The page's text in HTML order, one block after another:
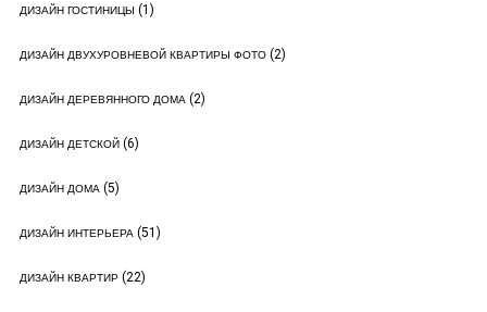
ДИЗАЙН ГОСТИНИЦЫ (1)
ДИЗАЙН ДВУХУРОВНЕВОЙ КВАРТИРЫ ФОТО(2)
ДИЗАЙН ДЕРЕВЯННОГО ДОМА (2)
ДИЗАЙН ДЕТСКОЙ(6)
ДИЗАЙН ДОМА (5)
ДИЗАЙН ИНТЕРЬЕРА (51)
ДИЗАЙН КВАРТИР(22)